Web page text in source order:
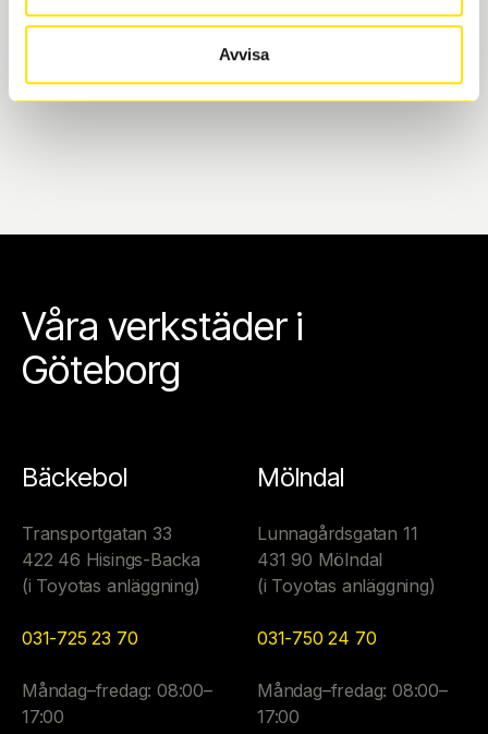
Avvisa
Mölndal. I beställningen anger du datum och tid för
vi till att de uppfyller alla krav för en säker körning.
Våra verkstäder i
Göteborg
Bäckebol
Transportgatan 33
422 46 Hisings-Backa
(i Toyotas anläggning)
031-725 23 70
Måndag–fredag: 08:00–
17:00
Mölndal
Lunnagårdsgatan 11
431 90 Mölndal
(i Toyotas anläggning)
031-750 24 70
Måndag–fredag: 08:00–
17:00